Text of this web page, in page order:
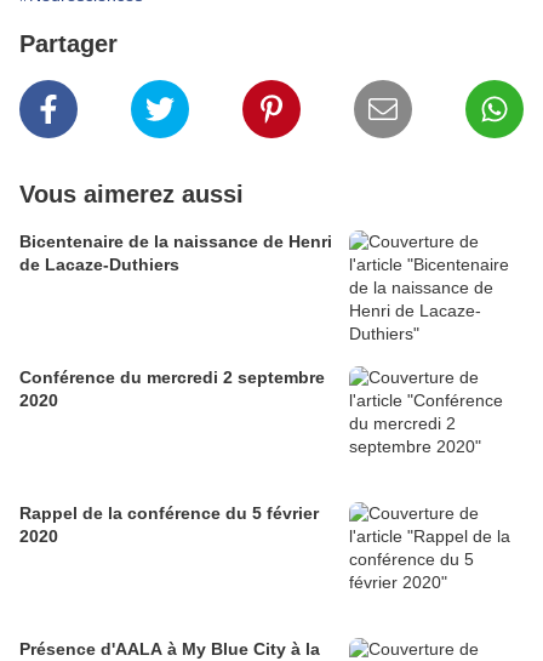
Partager
Vous aimerez aussi
Bicentenaire de la naissance de Henri
de Lacaze-Duthiers
Conférence du mercredi 2 septembre
2020
Rappel de la conférence du 5 février
2020
Présence d'AALA à My Blue City à la